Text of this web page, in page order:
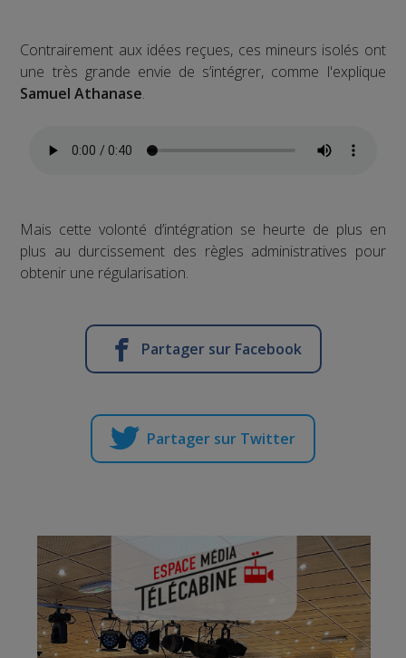
Contrairement aux idées reçues, ces mineurs isolés ont
une très grande envie de s’intégrer, comme l'explique
Samuel Athanase.
Mais cette volonté d’intégration se heurte de plus en
plus au durcissement des règles administratives pour
obtenir une régularisation.
Partager sur Facebook
Partager sur Twitter